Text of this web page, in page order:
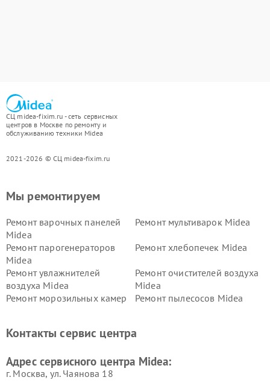
СЦ midea-fixim.ru - сеть сервисных
центров в Москве по ремонту и
обслуживанию техники Midea
2021-2026 © СЦ midea-fixim.ru
Мы ремонтируем
Ремонт варочных панелей
Midea
Ремонт мультиварок Midea
Ремонт парогенераторов
Midea
Ремонт хлебопечек Midea
Ремонт увлажнителей
воздуха Midea
Ремонт очистителей воздуха
Midea
Ремонт морозильных камер
Ремонт пылесосов Midea
пылесосов Midea
Midea
Контакты сервис центра
Адрес сервисного центра Midea:
г. Москва, ул. Чаянова 18